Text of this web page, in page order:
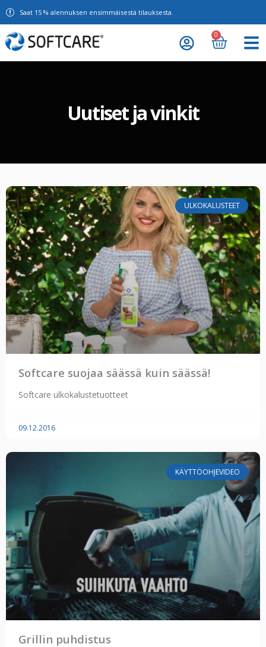
Saat 15 % alennuksen ensimmäisestä tilauksesta.
0
Uutiset ja vinkit
ULKOKALUSTEET
Softcare suojaa säässä kuin säässä!
Softcare ulkokalustetuotteet
09.12.2016
KÄYTTÖOHJEVIDEO
Grillin puhdistus